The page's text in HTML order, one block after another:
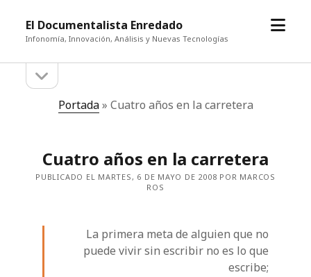
El Documentalista Enredado
Infonomía, Innovación, Análisis y Nuevas Tecnologías
abrir
Barra
la
lateralPortada» Cuatro años en la carretera
Cuatro años en la carretera
PUBLICADO EL MARTES, 6 DE MAYO DE 2008 POR MARCOS
ROS
La primera meta de alguien que no
puede vivir sin escribir no es lo que
escribe;